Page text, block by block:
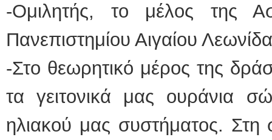
-Ομιλητής, το μέλος της
Πανεπιστημίου Αιγαίου
-Στο θεωρητικό μέρος της
τα γειτονικά μας ουράνια
ηλιακού μας συστήματος. Στη